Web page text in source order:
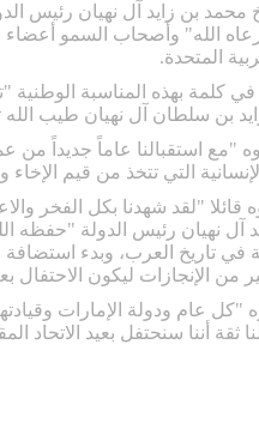
محمد بن زايد آل نهيان رئيس
المتحدة.
زايد بن سلطان آل نهيان طيب
استقبالنا عاماً جديداً من
التي تتخذ من قيم الإخاء
"لقد شهدنا بكل الفخر
آل نهيان رئيس الدولة "حفظه
وبدء استضافة الدولة لمؤتمر الأمم المتحدة للمناخ
من الإنجازات ليكون الاحتفال
"كل عام ودولة الإمارات
ثقة أننا سنحتفل بعيد الاتحاد